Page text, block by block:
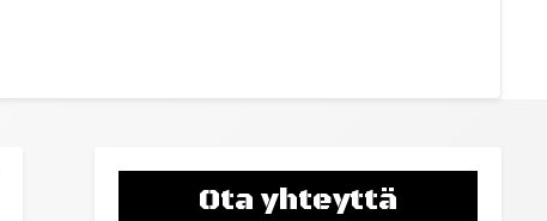
Ota yhteyttä